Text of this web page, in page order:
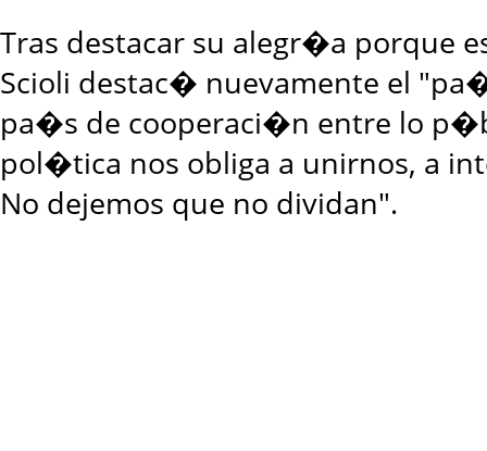
Tras destacar su alegr�a porque
Scioli destac� nuevamente el
pa�s de cooperaci�n entre lo
pol�tica nos obliga a unirnos, a
No dejemos que no dividan".